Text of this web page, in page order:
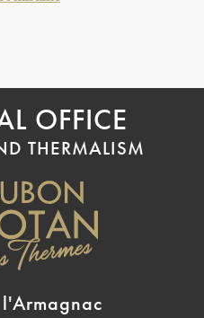
OFFICE
THERMALISM